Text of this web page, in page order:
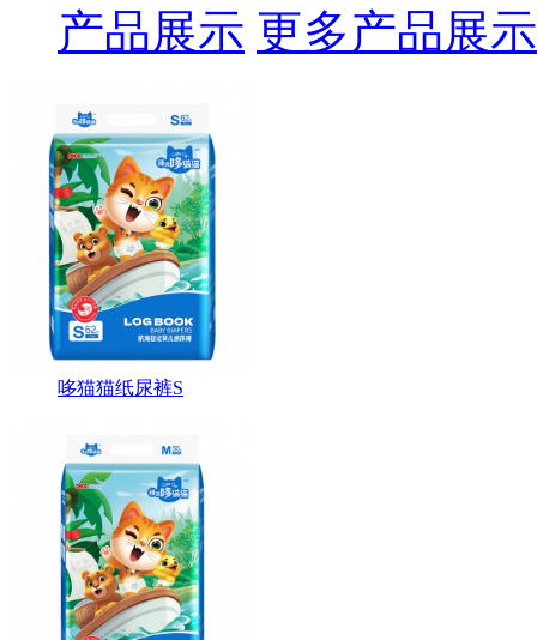
产品展示 更多产品展示
哆猫猫纸尿裤S